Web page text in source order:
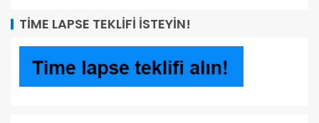
TIME LAPSE TEKLIFI İSTEYIN!